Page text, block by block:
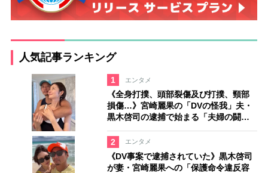
人気記事ランキング
1 エンタメ
《全身打撲、頭部裂傷及び打撲、頸部
損傷…》宮崎麗果の「DVの怪我」夫・
黒木啓司の逮捕で始まる「夫婦の闘
2
エンタメ
《DV事案で逮捕されていた》黒木啓司
が妻・宮崎麗果への「保護命令違反容